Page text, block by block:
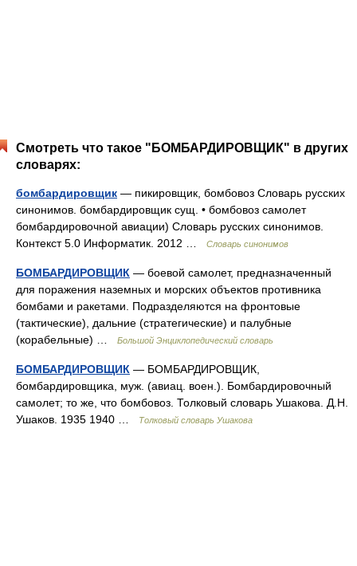
Смотреть что такое "БОМБАРДИРОВЩИК" в других
словарях:
бомбардировщик — пикировщик, бомбовоз Словарь русских
синонимов. бомбардировщик сущ. • бомбовоз самолет
бомбардировочной авиации) Словарь русских синонимов.
Контекст 5.0 Информатик. 2012 …
Словарь синонимов
БОМБАРДИРОВЩИК — боевой самолет, предназначенный
для поражения наземных и морских объектов противника
бомбами и ракетами. Подразделяются на фронтовые
(тактические), дальние (стратегические) и палубные
(корабельные) …
Большой Энциклопедический словарь
БОМБАРДИРОВЩИК — БОМБАРДИРОВЩИК,
бомбардировщика, муж. (авиац. воен.). Бомбардировочный
самолет; то же, что бомбовоз. Толковый словарь Ушакова. Д.Н.
Ушаков. 1935 1940 …
Толковый словарь Ушакова